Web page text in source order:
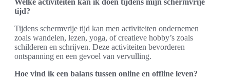
tijd?
Tijdens schermvrije tijd kan men activiteiten ondernemen
zoals wandelen, lezen, yoga, of creatieve hobby’s zoals
schilderen en schrijven. Deze activiteiten bevorderen
ontspanning en een gevoel van vervulling.
Hoe vind ik een balans tussen online en offline leven?